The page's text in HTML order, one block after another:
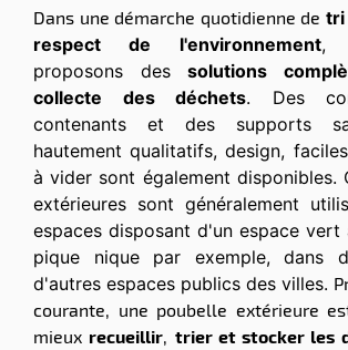
Dans une démarche quotidienne de tri
respect de l'environnement,
proposons dessolutions
collecte des déchets. Des
contenants et des supports
hautement qualitatifs, design,
à vider sont également disponibles.
extérieures sont généralement
espaces disposant d'un espace
pique nique par exemple, dans
d'autres espaces publics des villes.
courante, une poubelle extérieure
mieux recueillir, trier et stocker les